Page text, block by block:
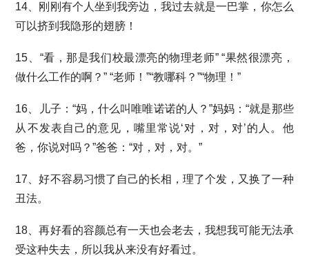
14、刚刚有个人坐到我旁边，我过去就是一巴掌，你怎么
可以挤到我隐形的翅膀！
15、“看，那是我们校最漂亮的物理老师” “果然很漂亮，
做什么工作的啊？” “老师！”“教哪科？”“物理！”
16、儿子：“妈，什么叫唯唯诺诺的人？”妈妈：“就是那些
从不发表自己的意见，嘴里常说‘对，对，对’的人。他
爸，你说对吗？”爸爸：“对，对，对。”
17、好不容易习惯了自己的长相，理了个发，又换了一种
丑法。
18、再好看的容颜总有一天也会老去，我想我可能无法承
受这种失去，所以我从来没有好看过。